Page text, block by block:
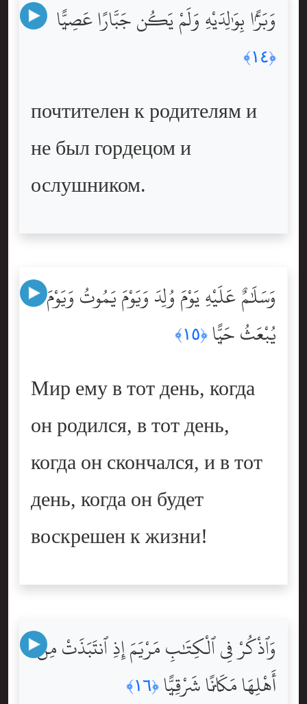
وَبَرًّۢا بِوَٰلِدَيْهِ وَلَمْ يَكُن جَبَّارًا عَصِيًّۭا
﴿١٤﴾
почтителен к родителям и
не был гордецом и
ослушником.
وَسَلَٰمٌ عَلَيْهِ يَوْمَ وُلِدَ وَيَوْمَ يَمُوتُ وَيَوْمَ
يُبْعَثُ حَيًّۭا ﴿١٥﴾
Мир ему в тот день, когда
он родился, в тот день,
когда он скончался, и в тот
день, когда он будет
воскрешен к жизни!
وَٱذْكُرْ فِى ٱلْكِتَٰبِ مَرْيَمَ إِذِ ٱنتَبَذَتْ مِنْ
أَهْلِهَا مَكَانًۭا شَرْقِيًّۭا ﴿١٦﴾